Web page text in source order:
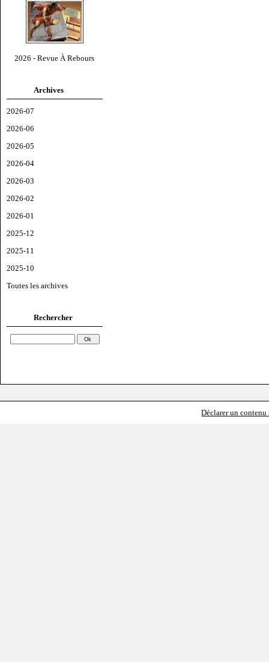
2026 - Revue À Rebours
Archives
2026-07
2026-06
2026-05
2026-04
2026-03
2026-02
2026-01
2025-12
2025-11
2025-10
Toutes les archives
Rechercher
Déclarer un